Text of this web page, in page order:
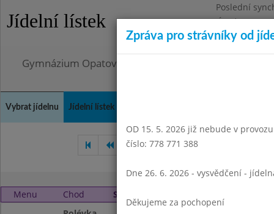
Jídelní lístek
Poslední
Úterý
Omezení
Gymnázium Opatov, Praha 4, Konstantinova 1500
Vybrat jídelnu Jídelní lístek
Červen 2008
Menu Chod Středa 1. 10. 2008
Zpráva pro strávníky od
OD 15. 5. 2026 již nebude v
číslo: 778 771 388
Dne 26. 6. 2026 - vysvědčení -
Děkujeme za pochopení